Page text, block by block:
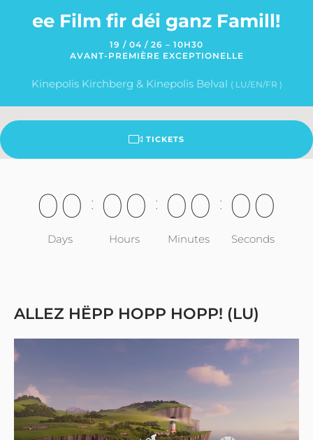
ee Film fir déi ganz Famill!
19 / 04 / 26 – 10H30
AVANT-PREMIÈRE EXCEPTIONELLE
Kinepolis Kirchberg & Kinepolis Belval ( LU/EN/FR )
TICKETS
00
Days
: 00
Hours
: 00
Minutes
: 00
Seconds
ALLEZ HËPP HOPP HOPP! (LU)